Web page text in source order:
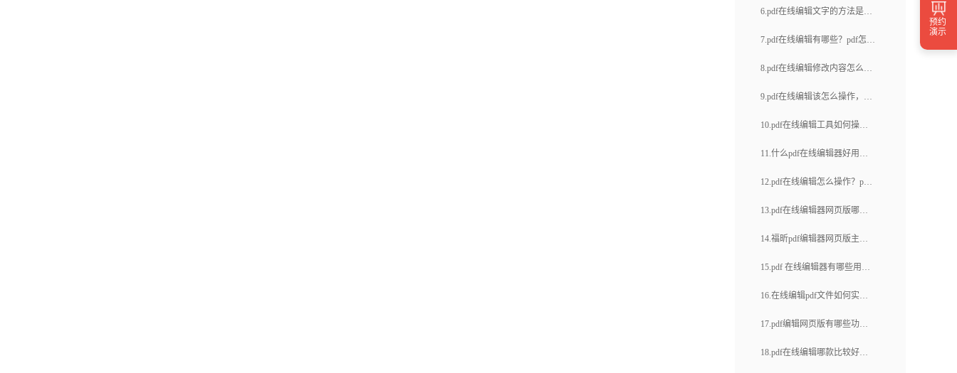
作？哪里可以下载pdf编辑器？
6.pdf在线编辑文字的方法是什
么？PDF如何转换成图片？
7.pdf在线编辑有哪些？pdf怎么
在线编辑文件？
8.pdf在线编辑修改内容怎么操
作，PDF云编辑的主要功能有
9.pdf在线编辑该怎么操作，如
何对pdf页面进行裁剪?
10.pdf在线编辑工具如何操作
使用？如何给pdf加标签？
11.什么pdf在线编辑器好用？
福昕办公软件怎么样？
12.pdf在线编辑怎么操作？pdf
文件如何设置权限？
13.pdf在线编辑器网页版哪个
好用？编辑功能如何呢？
14.福昕pdf编辑器网页版主要
功能有哪些？pdf怎么分页？
15.pdf 在线编辑器有哪些用
途？pdf怎么提取页面？
16.在线编辑pdf文件如何实
现？在线编辑pdf文件有哪些注
17.pdf编辑网页版有哪些功
能？如何在线编辑pdf文档？
18.pdf在线编辑哪款比较好？
预约
演示